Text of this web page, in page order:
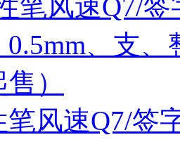
笔风速Q7/签